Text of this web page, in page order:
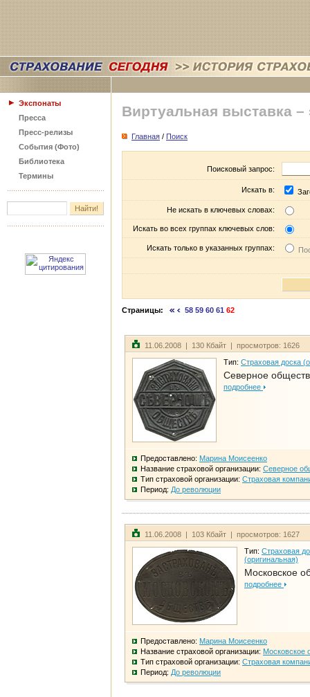
Экспонаты
Пресса
Пресс-релизы
События (Фото)
Библиотека
Термины
Виртуальная выставка –
Главная / Поиск
Поисковый запрос:
Искать в:
Не искать в ключевых словах:
Искать во всех группах ключевых слов:
Искать только в указанных группах:
Страницы: 58 59 60 61 62
11.06.2008 | 130 Кбайт | просмотров: 1626
Тип: Страховая доска
Северное
подробнее
Предоставлено: Марина Моисеенко
Название страховой организации: Северное
Тип страховой организации: Страховая
Период: До революции
11.06.2008 | 103 Кбайт | просмотров: 1627
Тип: Страховая
(оригинальная)
Московское
подробнее
Предоставлено: Марина Моисеенко
Название страховой организации: Московское
Тип страховой организации: Страховая
Период: До революции